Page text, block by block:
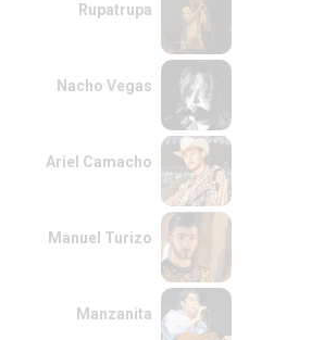
Rupatrupa
Nacho Vegas
Ariel Camacho
Manuel Turizo
Manzanita